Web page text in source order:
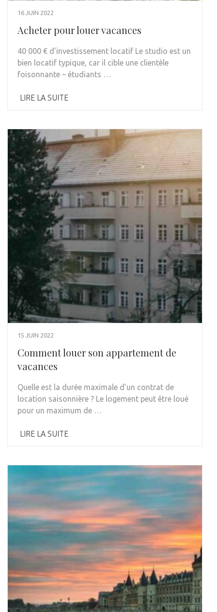
16 JUIN 2022
Acheter pour louer vacances
40 000 € d’investissement locatif Le studio est un
bien locatif typique, car il cible une clientèle
foisonnante – étudiants …
LIRE LA SUITE
15 JUIN 2022
Comment louer son appartement de
vacances
Quelle est la durée maximale d’un contrat de
location saisonnière ? Le logement peut être loué
pour un maximum de …
LIRE LA SUITE